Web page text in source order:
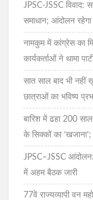
JPSC-JSSC विवाद:
समाधान; आंदोलन रहेगा
नामकुम में कांग्रेस का
कार्यकर्ताओं ने थामा
सात साल बाद भी
छात्राओं का भविष्य
बारिश में ढहा 200
के सिक्कों का
JPSC–JSSC
में अहम बैठक जारी
77वें राज्यव्यापी वन